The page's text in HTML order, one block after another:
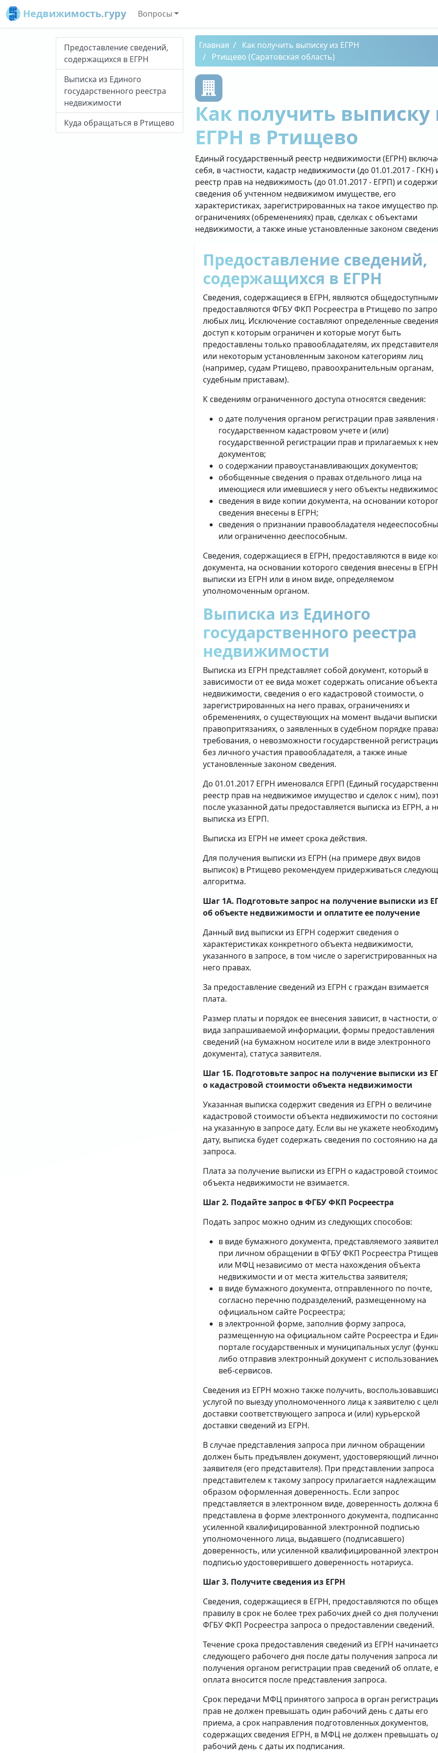
Недвижимость.гуру Вопросы
Предоставление сведений,
содержащихся в ЕГРН
Выписка из Единого
государственного реестра
недвижимости
Куда обращаться в Ртищево
Главная
Как получить выписку из ЕГРН
Ртищево (Саратовская область)
Как получить выписку
ЕГРН в Ртищево
Единый государственный реестр недвижимости (ЕГРН)
себя, в частности, кадастр недвижимости (до 01.01.2017 - ГКН)
реестр прав на недвижимость (до 01.01.2017 - ЕГРП) и
сведения об учтенном недвижимом имуществе, его
характеристиках, зарегистрированных на такое имущество
ограничениях (обременениях) прав, сделках с объектами
недвижимости, а также иные установленные законом
Предоставление сведений,
содержащихся в ЕГРН
Сведения, содержащиеся в ЕГРН, являются
предоставляются ФГБУ ФКП Росреестра в Ртищево по
любых лиц. Исключение составляют определенные
доступ к которым ограничен и которые могут быть
предоставлены только правообладателям, их
или некоторым установленным законом категориям лиц
(например, судам Ртищево, правоохранительным органам,
судебным приставам).
К сведениям ограниченного доступа относятся сведения:
о дате получения органом регистрации прав заявления
государственном кадастровом учете и (или)
государственной регистрации прав и прилагаемых к
документов;
о содержании правоустанавливающих документов;
обобщенные сведения о правах отдельного лица на
имеющиеся или имевшиеся у него объекты
сведения в виде копии документа, на основании
сведения внесены в ЕГРН;
сведения о признании правообладателя
или ограниченно дееспособным.
Сведения, содержащиеся в ЕГРН, предоставляются в виде
документа, на основании которого сведения внесены в
выписки из ЕГРН или в ином виде, определяемом
уполномоченным органом.
Выписка из Единого
государственного реестра
недвижимости
Выписка из ЕГРН представляет собой документ, который в
зависимости от ее вида может содержать описание объекта
недвижимости, сведения о его кадастровой стоимости, о
зарегистрированных на него правах, ограничениях и
обременениях, о существующих на момент выдачи выписки
правопритязаниях, о заявленных в судебном порядке
требования, о невозможности государственной
без личного участия правообладателя, а также иные
установленные законом сведения.
До 01.01.2017 ЕГРН именовался ЕГРП (Единый
реестр прав на недвижимое имущество и сделок с ним),
после указанной даты предоставляется выписка из ЕГРН, а
выписка из ЕГРП.
Выписка из ЕГРН не имеет срока действия.
Для получения выписки из ЕГРН (на примере двух видов
выписок) в Ртищево рекомендуем придерживаться
алгоритма.
Шаг 1А. Подготовьте запрос на получение выписки из
об объекте недвижимости и оплатите ее получение
Данный вид выписки из ЕГРН содержит сведения о
характеристиках конкретного объекта недвижимости,
указанного в запросе, в том числе о зарегистрированных на
него правах.
За предоставление сведений из ЕГРН с граждан взимается
плата.
Размер платы и порядок ее внесения зависит, в частности,
вида запрашиваемой информации, формы предоставления
сведений (на бумажном носителе или в виде электронного
документа), статуса заявителя.
Шаг 1Б. Подготовьте запрос на получение выписки из
о кадастровой стоимости объекта недвижимости
Указанная выписка содержит сведения из ЕГРН о величине
кадастровой стоимости объекта недвижимости по
на указанную в запросе дату. Если вы не укажете
дату, выписка будет содержать сведения по состоянию на
запроса.
Плата за получение выписки из ЕГРН о кадастровой
объекта недвижимости не взимается.
Шаг 2. Подайте запрос в ФГБУ ФКП Росреестра
Подать запрос можно одним из следующих способов:
в виде бумажного документа, представляемого
при личном обращении в ФГБУ ФКП Росреестра
или МФЦ независимо от места нахождения объекта
недвижимости и от места жительства заявителя;
в виде бумажного документа, отправленного по почте,
согласно перечню подразделений, размещенному на
официальном сайте Росреестра;
в электронной форме, заполнив форму запроса,
размещенную на официальном сайте Росреестра и
портале государственных и муниципальных услуг
либо отправив электронный документ с
веб-сервисов.
Сведения из ЕГРН можно также получить,
услугой по выезду уполномоченного лица к заявителю с
доставки соответствующего запроса и (или) курьерской
доставки сведений из ЕГРН.
В случае представления запроса при личном обращении
должен быть предъявлен документ, удостоверяющий
заявителя (его представителя). При представлении запроса
представителем к такому запросу прилагается надлежащим
образом оформленная доверенность. Если запрос
представляется в электронном виде, доверенность должна
представлена в форме электронного документа,
усиленной квалифицированной электронной подписью
уполномоченного лица, выдавшего (подписавшего)
доверенность, или усиленной квалифицированной
подписью удостоверившего доверенность нотариуса.
Шаг 3. Получите сведения из ЕГРН
Сведения, содержащиеся в ЕГРН, предоставляются по
правилу в срок не более трех рабочих дней со дня
ФГБУ ФКП Росреестра запроса о предоставлении сведений.
Течение срока предоставления сведений из ЕГРН
следующего рабочего дня после даты получения запроса
получения органом регистрации прав сведений об оплате,
оплата вносится после представления запроса.
Срок передачи МФЦ принятого запроса в орган
прав не должен превышать один рабочий день с даты его
приема, а срок направления подготовленных документов,
содержащих сведения ЕГРН, в МФЦ не должен превышать
рабочий день с даты их подписания.